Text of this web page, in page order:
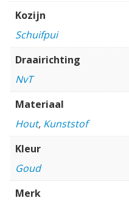
Kozijn
Schuifpui
Draairichting
NvT
Materiaal
Hout, Kunststof
Kleur
Goud
Merk